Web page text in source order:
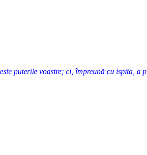
puterile voastre; ci, împreună cu ispita, a